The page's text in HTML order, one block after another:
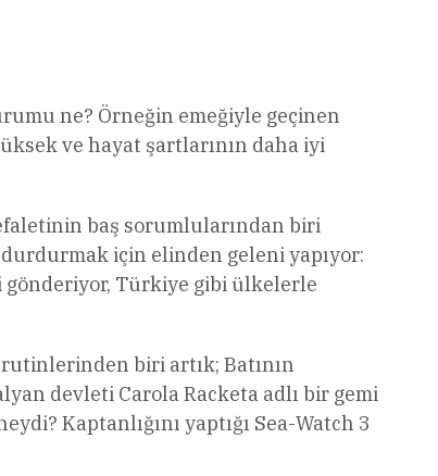
ne? Örneğin emeğiyle geçinen
ve hayat şartlarının daha iyi
baş sorumlularından biri
için elinden geleni yapıyor:
gönderiyor, Türkiye gibi ülkelerle
biri artık; Batının
devleti Carola Racketa adlı bir gemi
Kaptanlığını yaptığı Sea-Watch 3